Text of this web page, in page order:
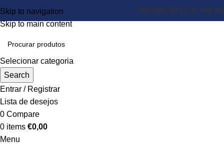
Skip to navigation
Skip to main content
PROMOÇÕES LOJA ONLINE
Selecionar categoria
Search
Entrar / Registrar
Lista de desejos
0 Compare
0 items €0,00
Menu